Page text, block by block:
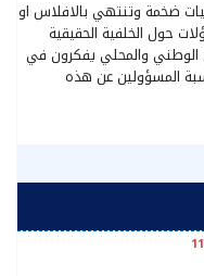
ضخمة وتنتهي بالافلاس او
حول الخلفية الحقيقية
الوطني والمحلي يفكرون في
المسؤولين عن هذه